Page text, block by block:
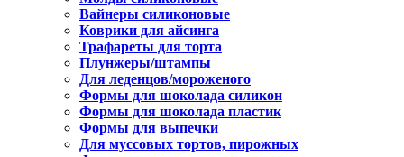
Вайнеры силиконовые
Коврики для айсинга
Трафареты для торта
Плунжеры/штампы
Для леденцов/мороженого
Формы для шоколада силикон
Формы для шоколада пластик
Формы для выпечки
Для муссовых тортов, пирожных